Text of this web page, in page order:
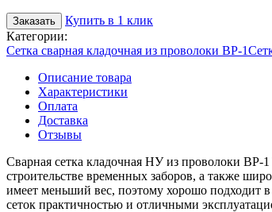
Заказать
Купить в 1 клик
Категории:
Сетка сварная кладочная из проволоки ВР-1
Описание товара
Характеристики
Оплата
Доставка
Отзывы
Сварная сетка кладочная НУ из проволоки ВР-
строительстве временных заборов, а также
имеет меньший вес, поэтому хорошо подходит в
сеток практичностью и отличными